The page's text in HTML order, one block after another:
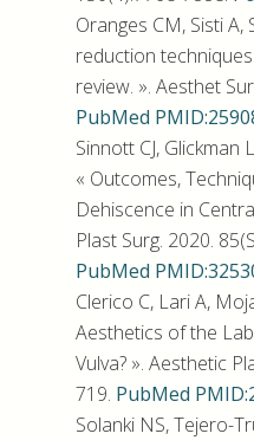
Oranges CM, Sisti A,
reduction
review. ». Aesthet
PubMed
Sinnott CJ, Glickman
« Outcomes,
Dehiscence in
Plast Surg. 2020.
PubMed
Clerico C, Lari A,
Aesthetics of the
Vulva? ». Aesthetic
719. PubMed
Solanki NS, Tejero-